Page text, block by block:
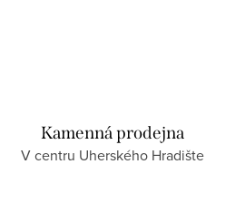
Kamenná prodejna
V centru Uherského Hradište